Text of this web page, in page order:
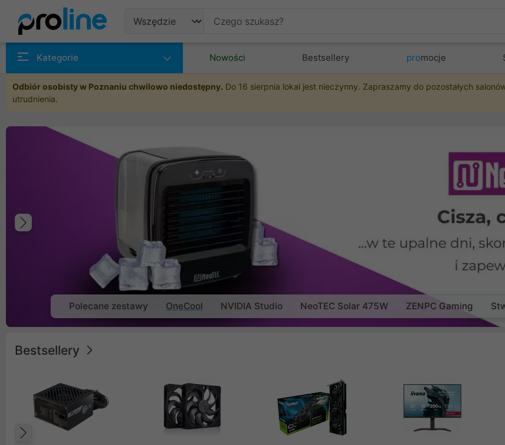
Kategorie Nowości Bestsellery promocje
Odbiór osobisty w Poznaniu chwilowo niedostępny. Do 16 sierpnia lokal jest nieczynny. Zapraszamy do pozostałych
utrudnienia.
Poprzedni
Polecane zestawy OneCool NVIDIA Studio NeoTEC Solar 475W ZENPC Gaming
Bestsellery